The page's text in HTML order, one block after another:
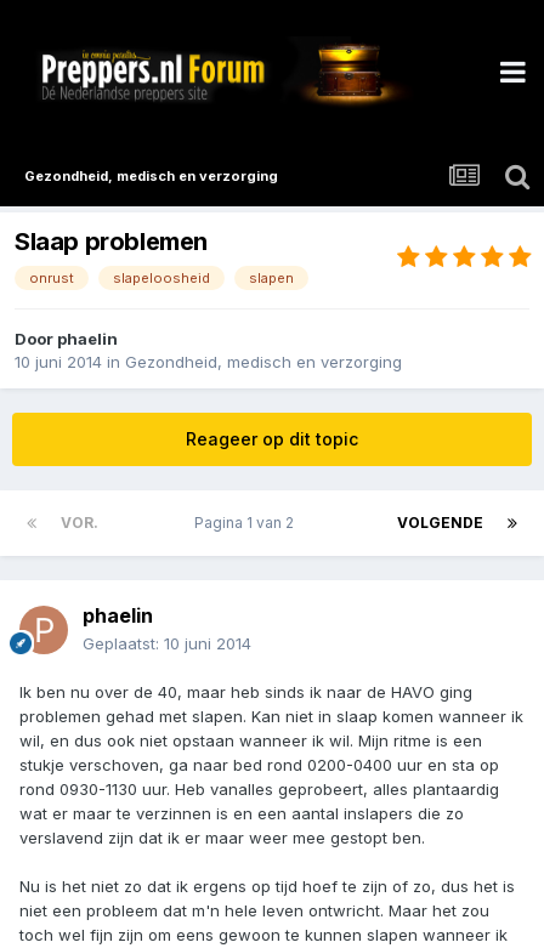
Gezondheid, medisch en verzorging
Slaap problemen
onrust slapeloosheid slapen
Door phaelin
10 juni 2014 in Gezondheid, medisch en verzorging
Reageer op dit topic
VOR. VOLGENDE
Pagina 1 van 2
phaelin
Geplaatst: 10 juni 2014
Ik ben nu over de 40, maar heb sinds ik naar de HAVO ging
problemen gehad met slapen. Kan niet in slaap komen wanneer ik
wil, en dus ook niet opstaan wanneer ik wil. Mijn ritme is een
stukje verschoven, ga naar bed rond 0200-0400 uur en sta op
rond 0930-1130 uur. Heb vanalles geprobeert, alles plantaardig
wat er maar te verzinnen is en een aantal inslapers die zo
verslavend zijn dat ik er maar weer mee gestopt ben.
Nu is het niet zo dat ik ergens op tijd hoef te zijn of zo, dus het is
niet een probleem dat m'n hele leven ontwricht. Maar het zou
toch wel fijn zijn om eens gewoon te kunnen slapen wanneer ik